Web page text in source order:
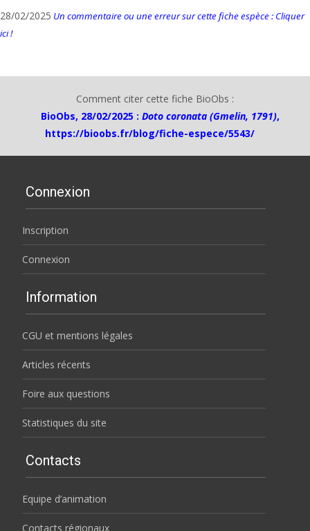
28/02/2025 Un commentaire ou une erreur sur cette fiche espèce : Cliquer
ici !
Comment citer cette fiche BioObs :
BioObs, 28/02/2025 : Doto coronata (Gmelin, 1791),
https://bioobs.fr/blog/fiche-espece/5543/
Connexion
Inscription
Connexion
Information
CGU et mentions légales
Articles récents
Foire aux questions
Statistiques du site
Contacts
Equipe d’animation
Contacts régionaux